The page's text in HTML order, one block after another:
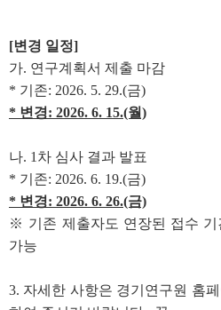
[변경 일정]
가. 연구계획서 제출 마감
* 기존: 2026. 5. 29.(금)
* 변경: 2026. 6. 15.(월)
나. 1차 심사 결과 발표
* 기존: 2026. 6. 19.(금)
* 변경: 2026. 6. 26.(금)
※ 기존 제출자도 연장된 접수 기
가능
3. 자세한 사항은 경기연구원 홈